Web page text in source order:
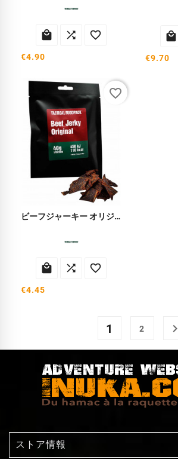
  
€4.90

€9.70
ビーフジャーキー オリジナル
  
€4.45
favorite_border
1 2 
ストア情報